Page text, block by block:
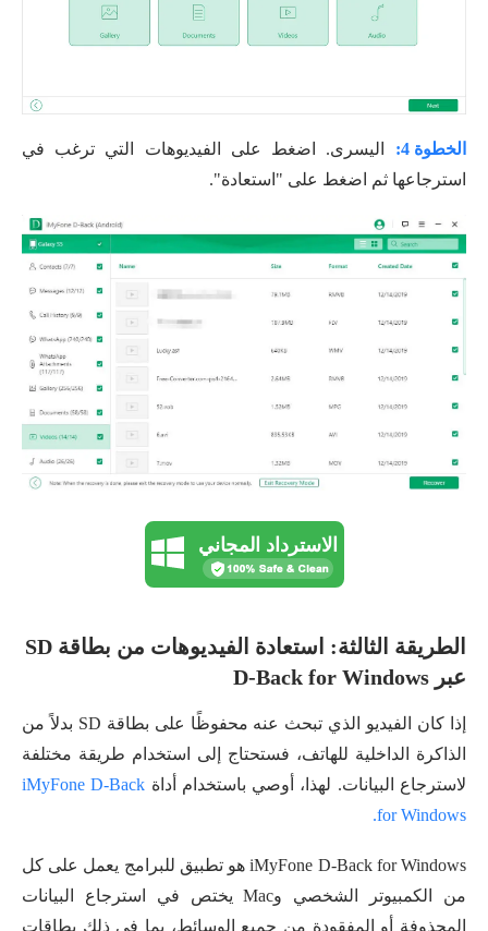
الخطوة 4:
اليسرى. اضغط على الفيديوهات التي ترغب في
استرجاعها ثم اضغط على "استعادة".
الاسترداد المجاني
الطريقة الثالثة: استعادة الفيديوهات من بطاقة SD
عبر D-Back for Windows
إذا كان الفيديو الذي تبحث عنه محفوظًا على بطاقة SD بدلاً من
الذاكرة الداخلية للهاتف، فستحتاج إلى استخدام طريقة مختلفة
لاسترجاع البيانات. لهذا، أوصي باستخدام أداة iMyFone D-Back
for Windows.
iMyFone D-Back for Windows هو تطبيق للبرامج يعمل على كل
من الكمبيوتر الشخصي وMac يختص في استرجاع البيانات
المحذوفة أو المفقودة من جميع الوسائط، بما في ذلك بطاقات